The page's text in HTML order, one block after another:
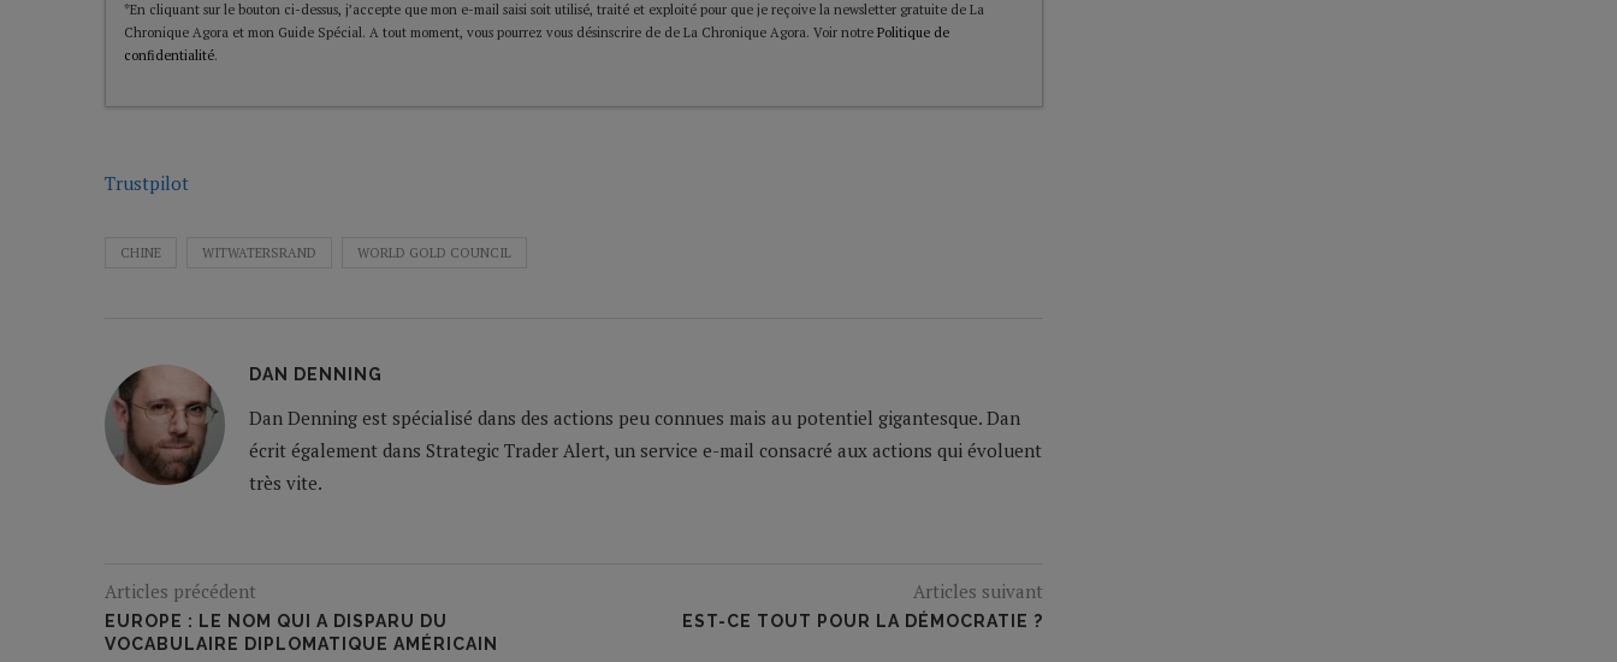
*En cliquant sur le bouton ci-dessus, j’accepte que mon e-mail saisi soit utilisé, traité et exploité pour que je reçoive la newsletter gratuite de La
Chronique Agora et mon Guide Spécial. A tout moment, vous pourrez vous désinscrire de de La Chronique Agora. Voir notre Politique de
confidentialité.
Trustpilot
CHINE WITWATERSRAND WORLD GOLD COUNCIL
DAN DENNING
Dan Denning est spécialisé dans des actions peu connues mais au potentiel gigantesque. Dan
écrit également dans Strategic Trader Alert, un service e-mail consacré aux actions qui évoluent
très vite.
Articles précédent
EUROPE : LE NOM QUI A DISPARU DU
VOCABULAIRE DIPLOMATIQUE AMÉRICAIN
Articles suivant
EST-CE TOUT POUR LA DÉMOCRATIE ?